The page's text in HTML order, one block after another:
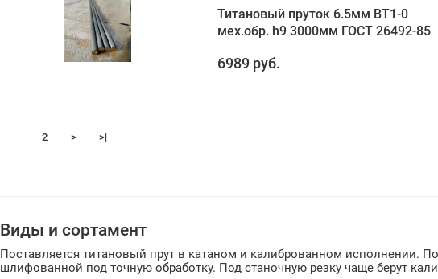
Титановый пруток 6.5мм ВТ1-0
мех.обр. h9 3000мм ГОСТ 26492-85
6989 руб.
2 > >|
Виды и сортамент
Поставляется титановый прут в катаном и калиброванном исполнении.
шлифованной под точную обработку. Под станочную резку чаще берут